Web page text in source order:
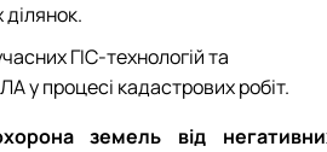
ГІС-технологій та
у процесі кадастрових робіт.
земель від